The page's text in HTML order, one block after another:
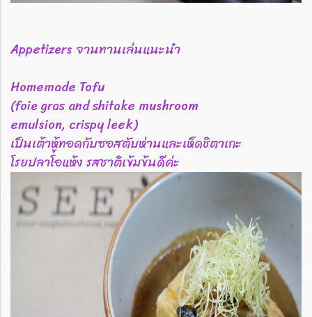
Appetizers จานทานเล่นแนะนำ
Homemade Tofu
(foie gras and shitake mushroom
emulsion, crispy leek)
เป็นเต้าหู้ทอดกับซอสตับห่านและเห็ดชิตาเกะ
โรยปลาโอแห้ง รสชาติเข้มข้นดีค่ะ